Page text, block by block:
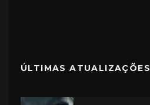
ÚLTIMAS ATUALIZAÇÕES